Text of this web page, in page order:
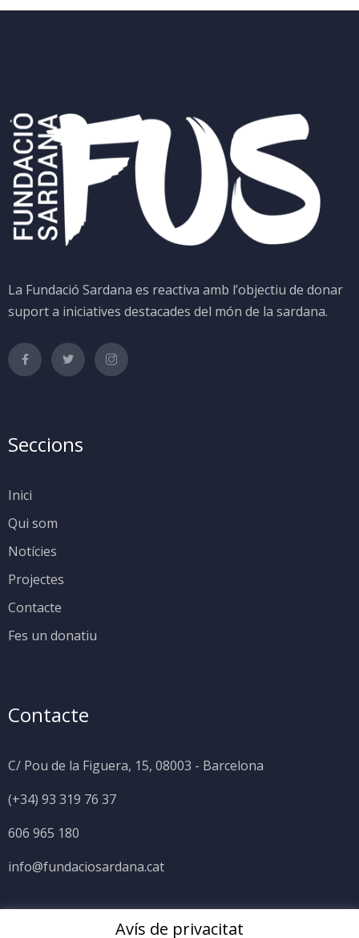
La Fundació Sardana es reactiva amb l’objectiu de donar
suport a iniciatives destacades del món de la sardana.
Seccions
Inici
Qui som
Notícies
Projectes
Contacte
Fes un donatiu
Contacte
C/ Pou de la Figuera, 15, 08003 - Barcelona
(+34) 93 319 76 37
606 965 180
info@fundaciosardana.cat
Avís de privacitat